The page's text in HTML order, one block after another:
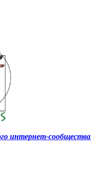
интернет-сообщества